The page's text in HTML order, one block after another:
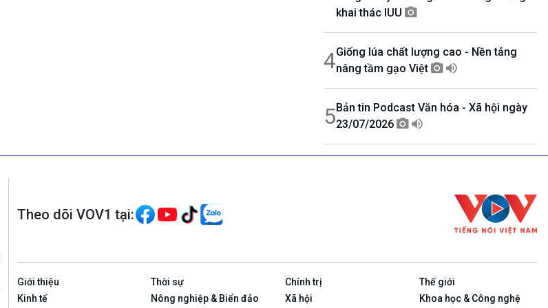
khai thác IUU
4Giống lúa chất lượng cao - Nền tảng
nâng tầm gạo Việt
5Bản tin Podcast Văn hóa - Xã hội ngày
23/07/2026
Theo dõi VOV1 tại:
Giới thiệu Thời sự Chính trị
Thế giới
Kinh tế
Nông nghiệp & Biển đảo Xã hội Khoa học & Công nghệ